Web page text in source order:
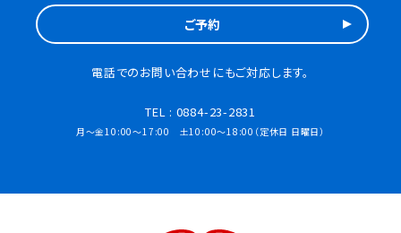
ご予約
電話でのお問い合わせにもご対応します。
TEL : 0884-23-2831
月～金10:00～17:00 土10:00～18:00（定休日 日曜日）